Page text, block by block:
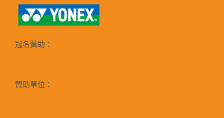
冠名贊助：
贊助單位：